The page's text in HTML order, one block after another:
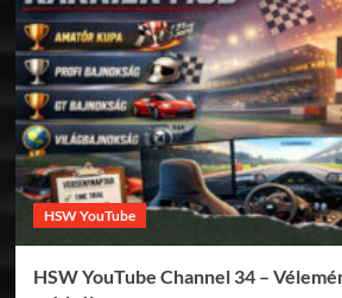
HSW YouTube
HSW YouTube Channel 34 –